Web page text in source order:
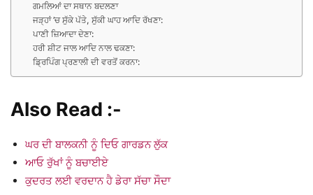
ਗਮਲਿਆਂ ਦਾ ਸਥਾਨ ਬਦਲਣਾ
ਜੜ੍ਹਾਂ ’ਚ ਸੁੱਕੇ ਪੱਤੇ, ਸੁੱਕੀ ਘਾਹ ਆਦਿ ਰੱਖਣਾ:
ਪਾਣੀ ਜ਼ਿਆਦਾ ਦੇਣਾ:
ਹਰੀ ਸ਼ੀਟ ਜਾਲ ਆਦਿ ਨਾਲ ਢਕਣਾ:
ਡ੍ਰਿਪਿੰਗ ਪ੍ਰਣਾਲੀ ਦੀ ਵਰਤੋਂ ਕਰਨਾ:
Also Read :-
ਘਰ ਦੀ ਬਾਲਕਨੀ ਨੂੰ ਦਿਓ ਗਾਰਡਨ ਲੁੱਕ
ਆਓ ਰੁੱਖਾਂ ਨੂੰ ਬਚਾਈਏ
ਕੁਦਰਤ ਲਈ ਵਰਦਾਨ ਹੈ ਡੇਰਾ ਸੱਚਾ ਸੌਦਾ